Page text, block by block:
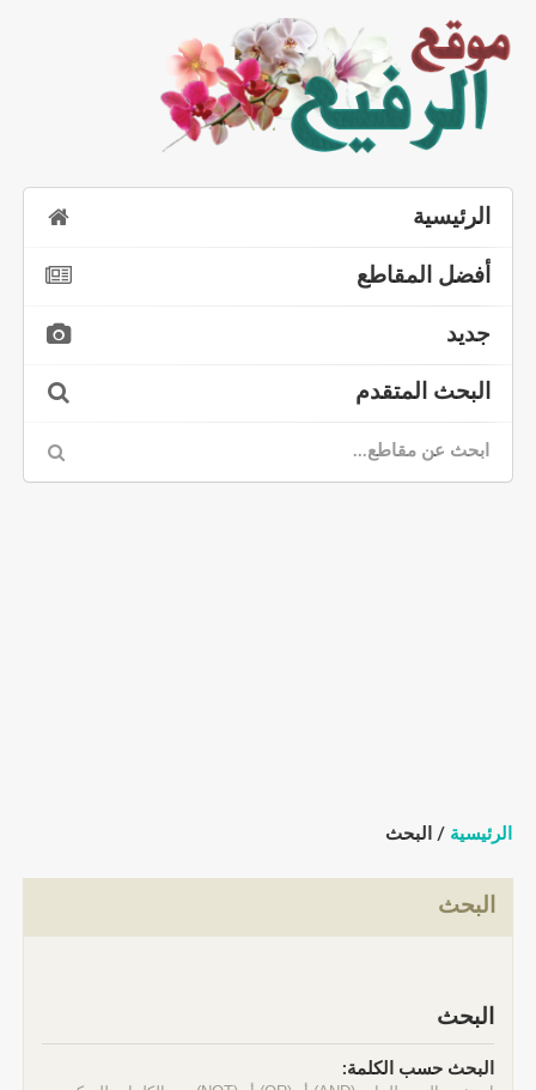
الرئيسية
أفضل المقاطع
جديد
البحث المتقدم
الرئيسية / البحث
البحث
البحث
البحث حسب الكلمة: